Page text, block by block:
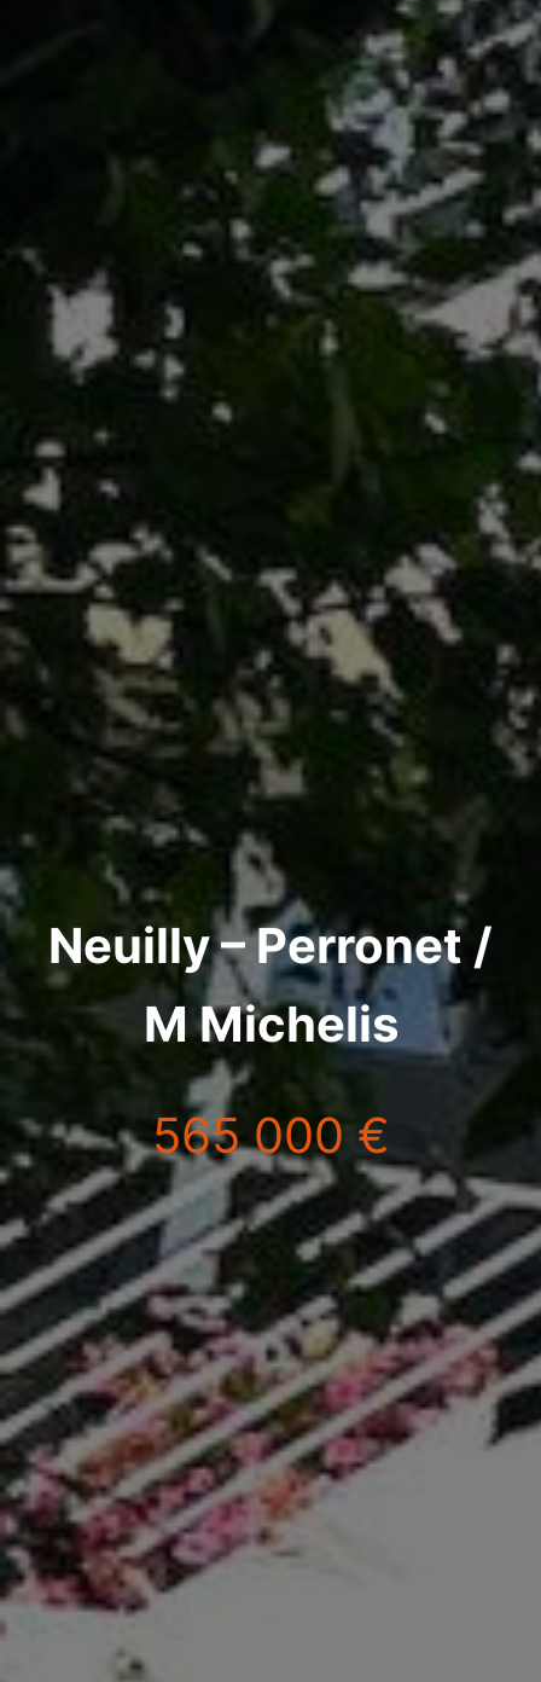
Neuilly – Perronet /
M Michelis
565 000 €